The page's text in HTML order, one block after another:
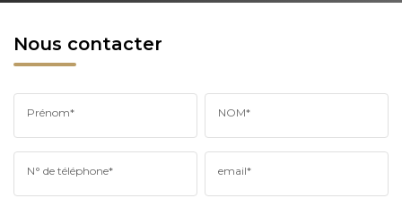
Nous contacter
Prénom* NOM*
N° de téléphone* email*